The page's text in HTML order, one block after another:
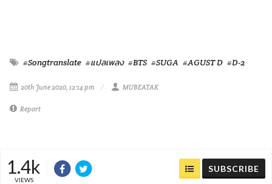
#Songtranslate #แปลเพลง #BTS #SUGA #AGUST D #D-2
20th June 2020, 12:14 pm MUBEATAK
Report
1.4k
VIEWS
SUBSCRIBE